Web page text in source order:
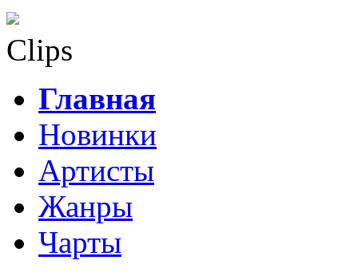
Clips
Главная
Новинки
Артисты
Жанры
Чарты